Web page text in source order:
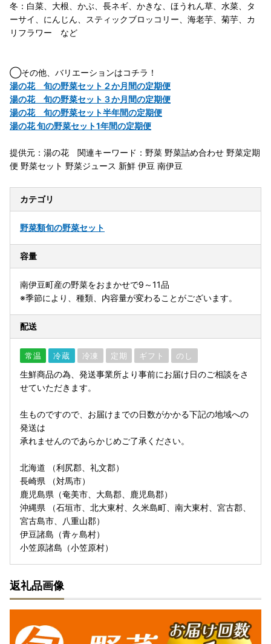
冬：白菜、大根、かぶ、長ネギ、かきな、ほうれん草、水菜、タ
ーサイ、にんじん、スティックブロッコリー、海老芋、菊芋、カ
リフラワー など
◯その他、バリエーションはコチラ！
湯の花 旬の野菜セット２か月間の定期便
湯の花 旬の野菜セット３か月間の定期便
湯の花 旬の野菜セット半年間の定期便
湯の花 旬の野菜セット1年間の定期便
提供元：湯の花 関連キーワード：野菜 野菜詰め合わせ 野菜定期
便 野菜セット 野菜ジュース 新鮮 伊豆 南伊豆
カテゴリ
野菜類旬の野菜セット
容量
南伊豆町産の野菜をおまかせで9～11品
※季節により、種類、内容量が変わることがございます。
配送
常温 冷蔵 冷凍 定期 ギフト のし
生鮮商品の為、発送事業所より事前にお届け日のご相談をさ
せていただきます。
生ものですので、お届けまでの日数がかかる下記の地域への
発送は
承れませんのであらかじめご了承ください。
北海道 （利尻郡、礼文郡）
長崎県 （対馬市）
鹿児島県（奄美市、大島郡、鹿児島郡）
沖縄県 （石垣市、北大東村、久米島町、南大東村、宮古郡、
宮古島市、八重山郡）
伊豆諸島（青ヶ島村）
小笠原諸島（小笠原村）
返礼品画像